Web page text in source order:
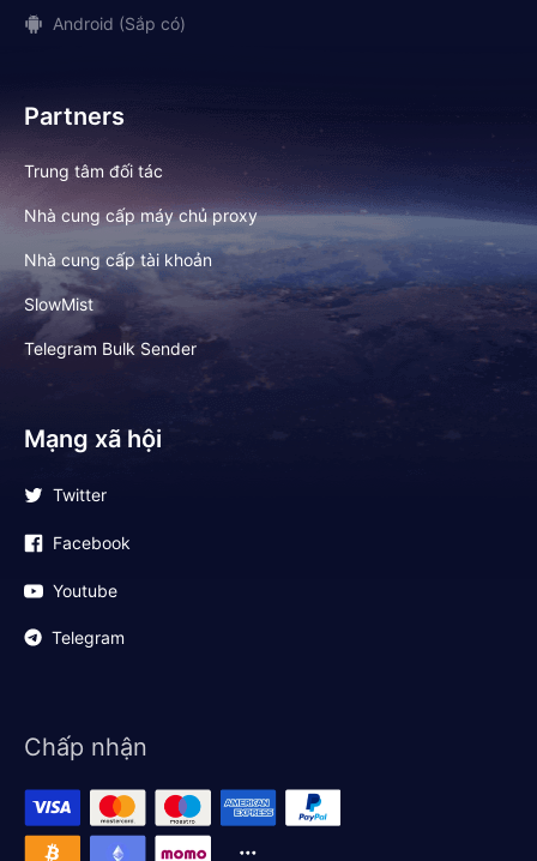
Android (Sắp có)
Partners
Trung tâm đối tác
Nhà cung cấp máy chủ proxy
Nhà cung cấp tài khoản
SlowMist
Telegram Bulk Sender
Mạng xã hội
Twitter
Facebook
Youtube
Telegram
Chấp nhận